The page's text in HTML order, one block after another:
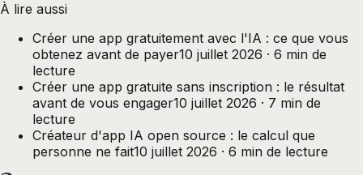
À lire aussi
Créer une app gratuitement avec l'IA : ce que vous
obtenez avant de payer10 juillet 2026 · 6 min de
lecture
Créer une app gratuite sans inscription : le résultat
avant de vous engager10 juillet 2026 · 7 min de
lecture
Créateur d'app IA open source : le calcul que
personne ne fait10 juillet 2026 · 6 min de lecture